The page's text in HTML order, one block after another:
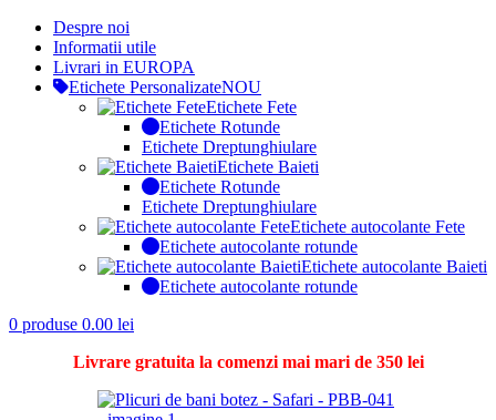
Despre noi
Informatii utile
Livrari in EUROPA
Etichete PersonalizateNOU
Etichete Fete
Etichete Rotunde
Etichete Dreptunghiulare
Etichete Baieti
Etichete Rotunde
Etichete Dreptunghiulare
Etichete autocolante Fete
Etichete autocolante rotunde
Etichete autocolante Baieti
Etichete autocolante rotunde
0 produse 0.00 lei
Livrare gratuita la comenzi mai mari de 350 lei